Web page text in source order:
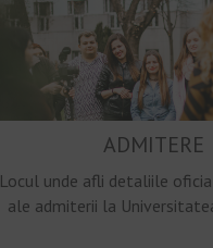
ADMITERE
Locul unde afli detaliile
ale admiterii la